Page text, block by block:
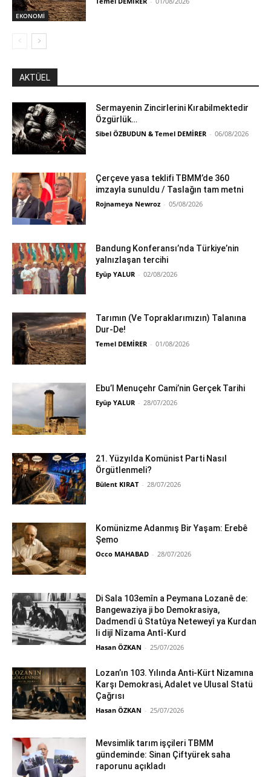
EKONOMİ
AKTÜEL
Sermayenin Zincirlerini Kırabilmektedir
Özgürlük…
Sibel ÖZBUDUN & Temel DEMİRER - 06/08/2026
Çerçeve yasa teklifi TBMM’de 360
imzayla sunuldu / Taslağın tam metni
Rojnameya Newroz - 05/08/2026
Bandung Konferansı’nda Türkiye’nin
yalnızlaşan tercihi
Eyüp YALUR - 02/08/2026
Tarımın (Ve Topraklarımızın) Talanına
Dur-De!
Temel DEMİRER - 01/08/2026
Ebu’l Menuçehr Cami’nin Gerçek Tarihi
Eyüp YALUR - 28/07/2026
21. Yüzyılda Komünist Parti Nasıl
Örgütlenmeli?
Bülent KIRAT - 28/07/2026
Komünizme Adanmış Bir Yaşam: Erebê
Şemo
Occo MAHABAD - 28/07/2026
Di Sala 103emîn a Peymana Lozanê de:
Bangewaziya ji bo Demokrasiya,
Dadmendî û Statûya Neteweyî ya Kurdan
li dijî Nîzama Antî-Kurd
Hasan ÖZKAN - 25/07/2026
Lozan’ın 103. Yılında Anti-Kürt Nizamına
Karşı Demokrasi, Adalet ve Ulusal Statü
Çağrısı
Hasan ÖZKAN - 25/07/2026
Mevsimlik tarım işçileri TBMM
gündeminde: Sinan Çiftyürek saha
raporunu açıkladı